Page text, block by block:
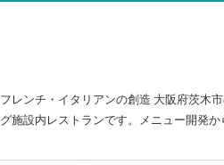
レンチ・イタリアンの創造 大阪府茨木
施設内レストランです。メニュー開発